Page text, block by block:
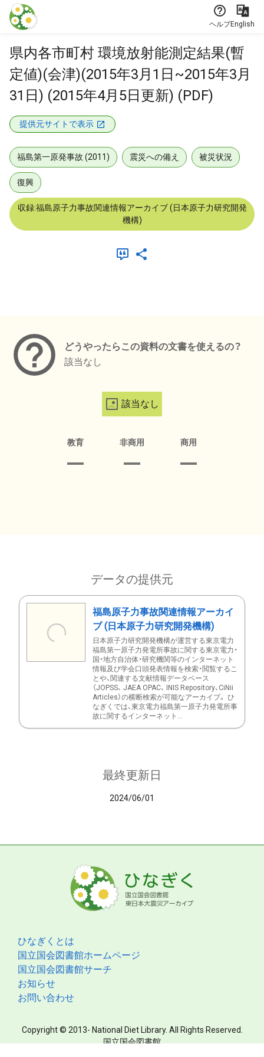
本文に飛ぶ
ヘルプEnglish
県内各市町村 環境放射能測定結果(暫
定値)(会津)(2015年3月1日~2015年3月
31日) (2015年4月5日更新) (PDF)
提供元サイトで表示
福島第一原発事故 (2011) 震災への備え 被災状況
復興
収録:福島原子力事故関連情報アーカイブ (日本原子力研究開発
機構)
どうやったらこの資料の文書を使えるの？
該当なし
該当なし
教育 非商用 商用
データの提供元
福島原子力事故関連情報アーカイ
ブ (日本原子力研究開発機構)
日本原子力研究開発機構が運営する東京電力
福島第一原子力発電所事故に関する東京電力・
国・地方自治体・研究機関等のインターネット
情報及び学会口頭発表情報を検索・閲覧するこ
とや、関連する文献情報データベース
（JOPSS、 JAEA OPAC、 INIS Repository、CiNii
Articles）の横断検索が可能なアーカイブ。 ひ
なぎくでは、東京電力福島第一原子力発電所事
故に関するインターネット...
最終更新日
2024/06/01
ひなぎくとは
国立国会図書館ホームページ
国立国会図書館サーチ
お知らせ
お問い合わせ
Copyright © 2013- National Diet Library. All Rights Reserved.